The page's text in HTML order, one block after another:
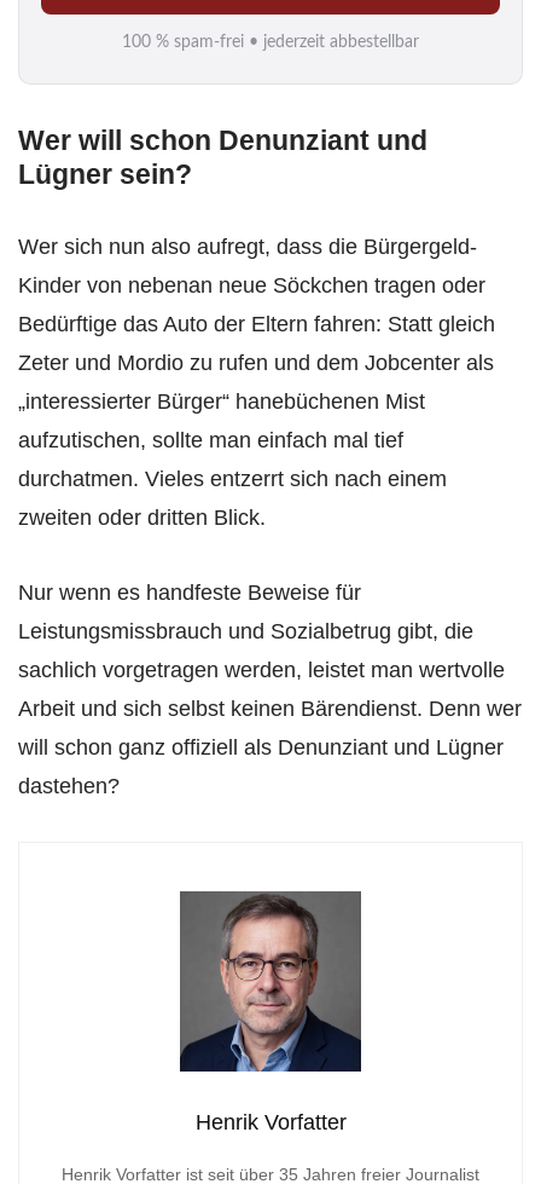
i
l
*
100 % spam-frei • jederzeit abbestellbar
Wer will schon Denunziant und
Lügner sein?
Wer sich nun also aufregt, dass die Bürgergeld-
Kinder von nebenan neue Söckchen tragen oder
Bedürftige das Auto der Eltern fahren: Statt gleich
Zeter und Mordio zu rufen und dem Jobcenter als
„interessierter Bürger“ hanebüchenen Mist
aufzutischen, sollte man einfach mal tief
durchatmen. Vieles entzerrt sich nach einem
zweiten oder dritten Blick.
Nur wenn es handfeste Beweise für
Leistungsmissbrauch und Sozialbetrug gibt, die
sachlich vorgetragen werden, leistet man wertvolle
Arbeit und sich selbst keinen Bärendienst. Denn wer
will schon ganz offiziell als Denunziant und Lügner
dastehen?
Henrik Vorfatter
Henrik Vorfatter ist seit über 35 Jahren freier Journalist